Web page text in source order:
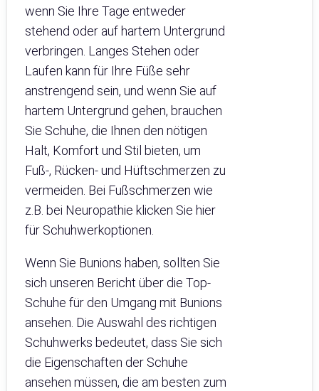
wenn Sie Ihre Tage entweder
stehend oder auf hartem Untergrund
verbringen. Langes Stehen oder
Laufen kann für Ihre Füße sehr
anstrengend sein, und wenn Sie auf
hartem Untergrund gehen, brauchen
Sie Schuhe, die Ihnen den nötigen
Halt, Komfort und Stil bieten, um
Fuß-, Rücken- und Hüftschmerzen zu
vermeiden. Bei Fußschmerzen wie
z.B. bei Neuropathie klicken Sie hier
für Schuhwerkoptionen.
Wenn Sie Bunions haben, sollten Sie
sich unseren Bericht über die Top-
Schuhe für den Umgang mit Bunions
ansehen. Die Auswahl des richtigen
Schuhwerks bedeutet, dass Sie sich
die Eigenschaften der Schuhe
ansehen müssen, die am besten zum